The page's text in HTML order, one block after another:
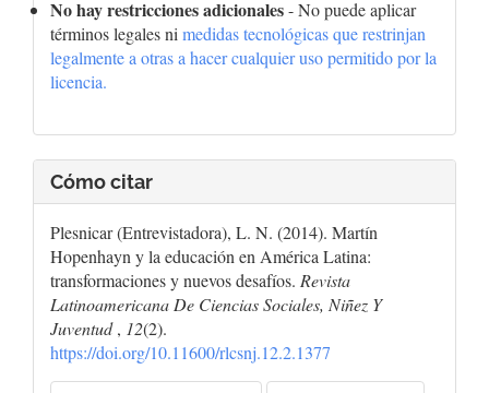
No hay restricciones adicionales- No puede aplicar
términos legales nimedidas tecnológicas que restrinjan
legalmente a otras a hacer cualquier uso permitido por la
licencia.
Cómo citar
Plesnicar (Entrevistadora), L. N. (2014). Martín
Hopenhayn y la educación en América Latina:
transformaciones y nuevos desafíos. Revista
Latinoamericana De Ciencias Sociales, Niñez Y
Juventud, 12(2).
https://doi.org/10.11600/rlcsnj.12.2.1377